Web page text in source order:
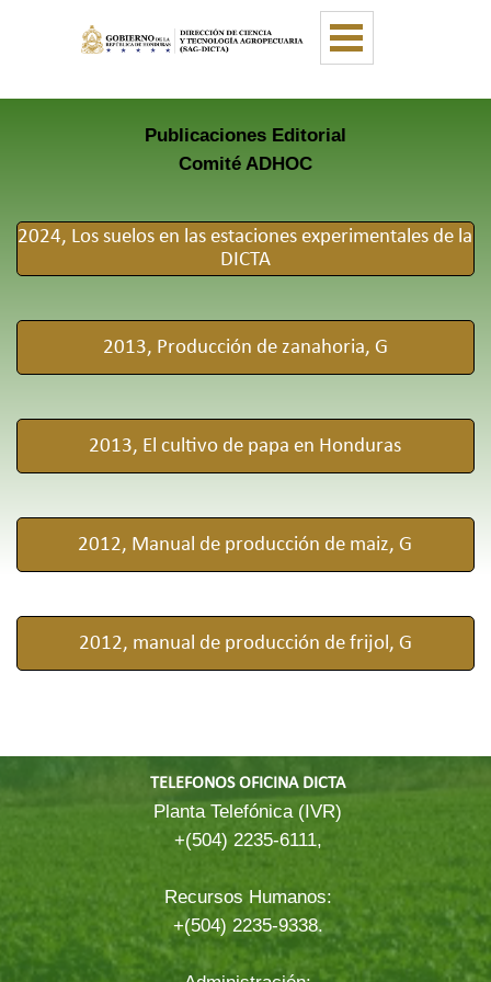
Saltar menú
Publicaciones Editorial
Comité ADHOC
2024, Los suelos en las estaciones experimentales de la
DICTA
2013, Producción de zanahoria, G
2013, El cultivo de papa en Honduras
2012, Manual de producción de maiz, G
2012, manual de producción de frijol, G
TELEFONOS OFICINA DICTA
Planta Telefónica (IVR)
+(504) 2235-6111,
Recursos Humanos:
+(504) 2235-9338.